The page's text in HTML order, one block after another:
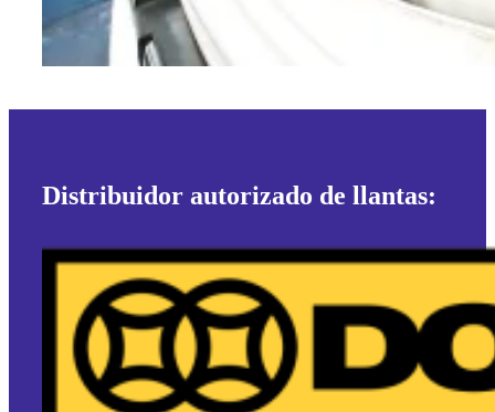
Distribuidor autorizado de llantas: